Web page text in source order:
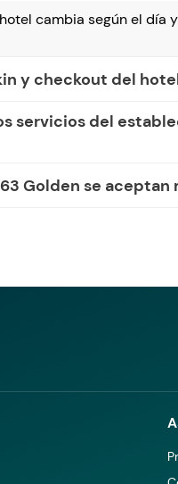
cambia según el día
y checkout del
servicios del
Golden se aceptan